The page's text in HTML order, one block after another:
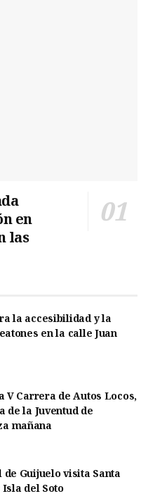
en
las
la accesibilidad y la
en la calle Juan
V Carrera de Autos Locos,
de la Juventud de
mañana
Guijuelo visita Santa
del Soto